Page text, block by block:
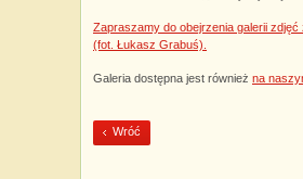
Zapraszamy do obejrzenia galerii zdjęć
(fot. Łukasz Grabuś).
Galeria dostępna jest również na
Wróć